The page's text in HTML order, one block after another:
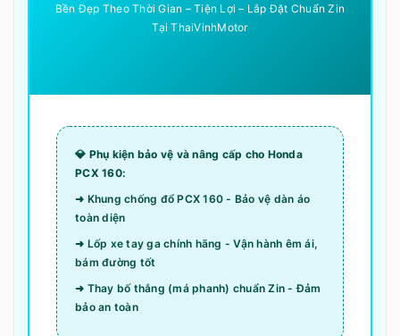
Bền Đẹp Theo Thời Gian – Tiện Lợi – Lắp Đặt Chuẩn Zin
Tại ThaiVinhMotor
💎 Phụ kiện bảo vệ và nâng cấp cho Honda
PCX 160:
➜ Khung chống đổ PCX 160 - Bảo vệ dàn áo
toàn diện
➜ Lốp xe tay ga chính hãng - Vận hành êm ái,
bám đường tốt
➜ Thay bố thắng (má phanh) chuẩn Zin - Đảm
bảo an toàn